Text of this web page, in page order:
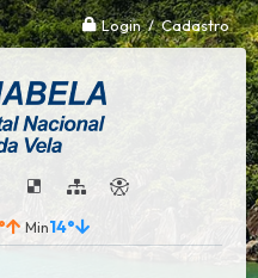
Login / Cadastro
14°